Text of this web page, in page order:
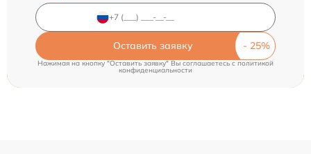
Оставить заявку
Нажимая на кнопку "Оставить заявку" Вы соглашаетесь cполитикой
конфиденциальности